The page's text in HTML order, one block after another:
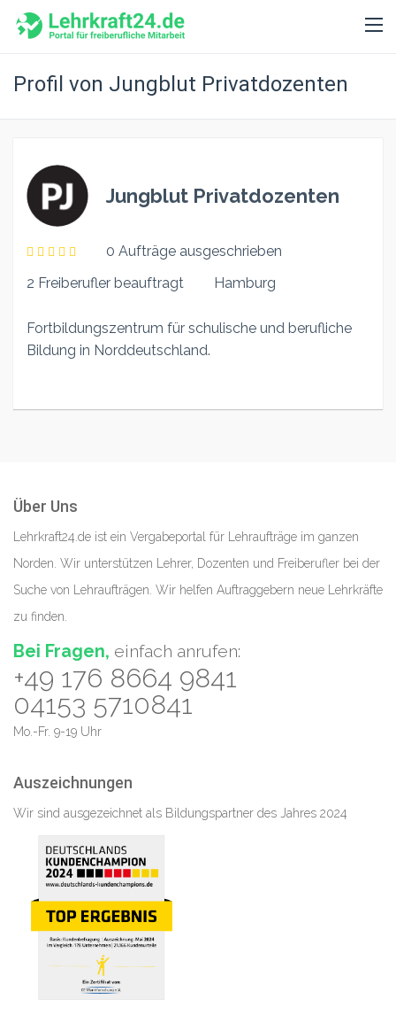
Profil von Jungblut Privatdozenten
Jungblut Privatdozenten
0 Aufträge ausgeschrieben
2 Freiberufler beauftragt
Hamburg
Fortbildungszentrum für schulische und berufliche
Bildung in Norddeutschland.
Über Uns
Lehrkraft24.de ist ein Vergabeportal für Lehraufträge im ganzen
Norden. Wir unterstützen Lehrer, Dozenten und Freiberufler bei der
Suche von Lehraufträgen. Wir helfen Auftraggebern neue Lehrkräfte
zu finden.
Bei Fragen, einfach anrufen:
+49 176 8664 9841
04153 5710841
Mo.-Fr. 9-19 Uhr
Auszeichnungen
Wir sind ausgezeichnet als Bildungspartner des Jahres 2024